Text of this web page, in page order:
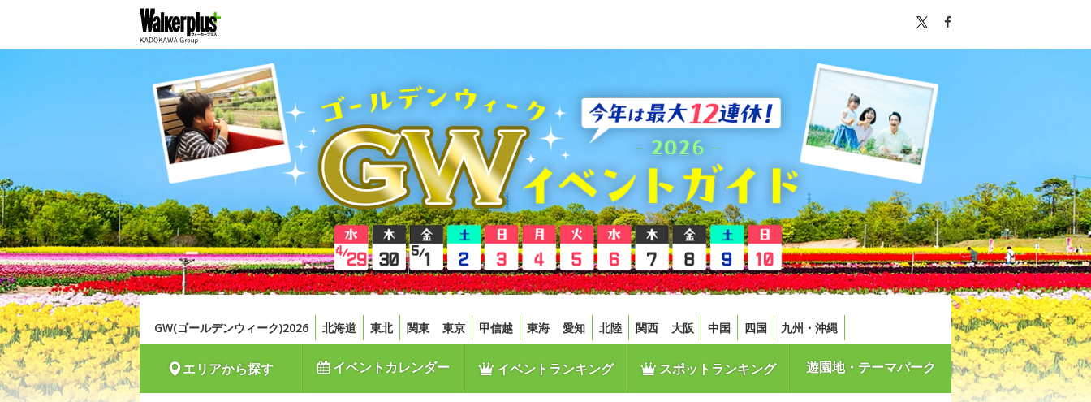
GW(ゴールデンウィーク)2026 北海道 東北 関東 東京 甲信越 東海 愛知 北陸 関西 大阪 中国 四国 九州・沖縄
エリアから探す イベントカレンダー イベントランキング スポットランキング 遊園地・テーマパーク